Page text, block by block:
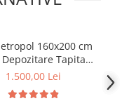
160x200 cm
Depozitare Tapitat
Gri Somiera
1.500,00 Lei